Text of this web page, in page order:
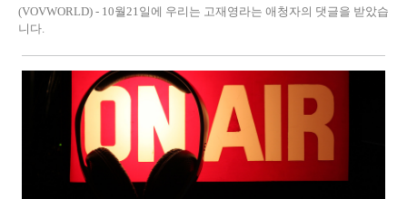
(VOVWORLD) - 10월21일에 우리는 고재영라는 애청자의 댓글을 받았습
니다.